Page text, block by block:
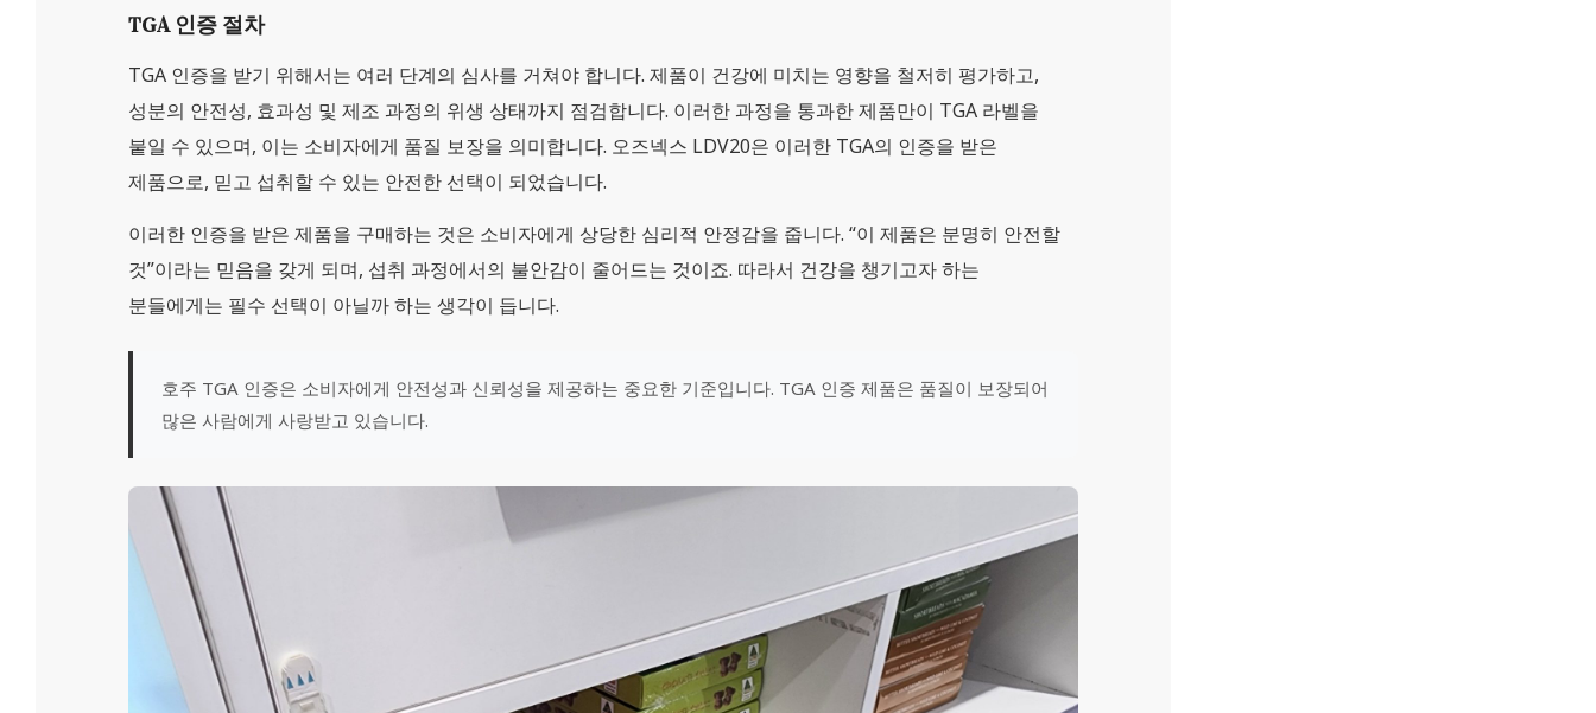
TGA 인증 절차
TGA 인증을 받기 위해서는 여러 단계의 심사를 거쳐야 합니다. 제품이 건강에 미치는 영향을 철저히 평가하고,
성분의 안전성, 효과성 및 제조 과정의 위생 상태까지 점검합니다. 이러한 과정을 통과한 제품만이 TGA 라벨을
붙일 수 있으며, 이는 소비자에게 품질 보장을 의미합니다. 오즈넥스 LDV20은 이러한 TGA의 인증을 받은
제품으로, 믿고 섭취할 수 있는 안전한 선택이 되었습니다.
이러한 인증을 받은 제품을 구매하는 것은 소비자에게 상당한 심리적 안정감을 줍니다. “이 제품은 분명히 안전할
것”이라는 믿음을 갖게 되며, 섭취 과정에서의 불안감이 줄어드는 것이죠. 따라서 건강을 챙기고자 하는
분들에게는 필수 선택이 아닐까 하는 생각이 듭니다.
호주 TGA 인증은 소비자에게 안전성과 신뢰성을 제공하는 중요한 기준입니다. TGA 인증 제품은 품질이 보장되어
많은 사람에게 사랑받고 있습니다.